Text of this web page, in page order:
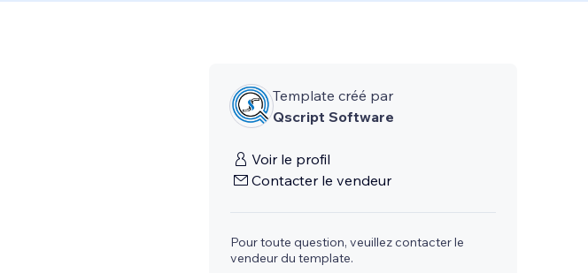
Template créé par
Qscript Software
Voir le profil
Contacter le vendeur
Pour toute question, veuillez contacter le
vendeur du template.